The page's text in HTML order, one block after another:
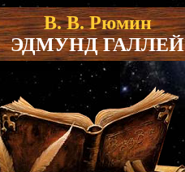
В. В. Рюмин
ЭДМУНД ГАЛЛЕЙ